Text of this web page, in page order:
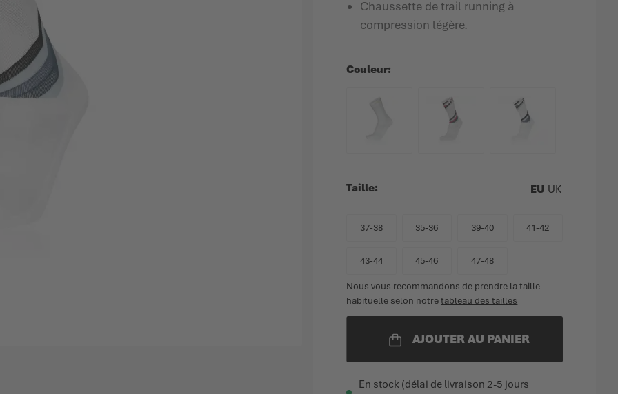
Chaussette de trail running à
compression légère.
Couleur
Taille EU UK
37-38 35-36 39-40 41-42
43-44 45-46 47-48
Nous vous recommandons de prendre la taille
habituelle selon notretableau des tailles
AJOUTER AU PANIER
En stock (délai de livraison 2-5 jours